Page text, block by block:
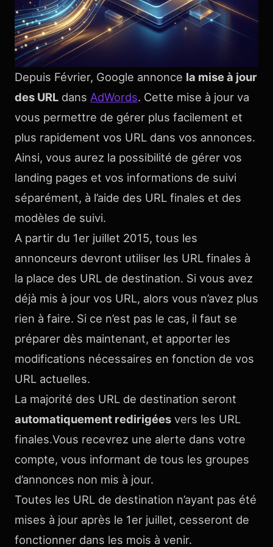
Depuis Février, Google annonce la mise à jour
des URL dans AdWords. Cette mise à jour va
vous permettre de gérer plus facilement et
plus rapidement vos URL dans vos annonces.
Ainsi, vous aurez la possibilité de gérer vos
landing pages et vos informations de suivi
séparément, à l’aide des URL finales et des
modèles de suivi.
A partir du 1er juillet 2015, tous les
annonceurs devront utiliser les URL finales à
la place des URL de destination. Si vous avez
déjà mis à jour vos URL, alors vous n’avez plus
rien à faire. Si ce n’est pas le cas, il faut se
préparer dès maintenant, et apporter les
modifications nécessaires en fonction de vos
URL actuelles.
La majorité des URL de destination seront
automatiquement redirigées vers les URL
finales.Vous recevrez une alerte dans votre
compte, vous informant de tous les groupes
d’annonces non mis à jour.
Toutes les URL de destination n’ayant pas été
mises à jour après le 1er juillet, cesseront de
fonctionner dans les mois à venir.